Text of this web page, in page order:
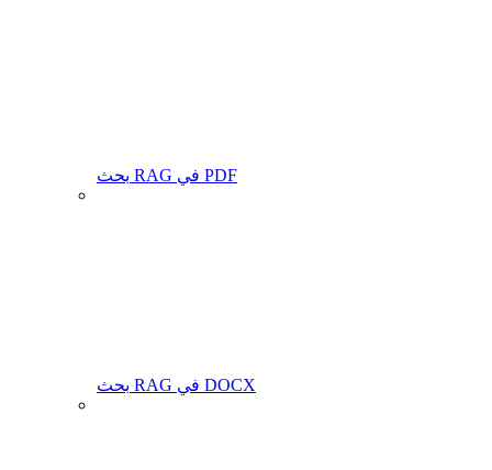
بحث RAG في PDF
بحث RAG في DOCX